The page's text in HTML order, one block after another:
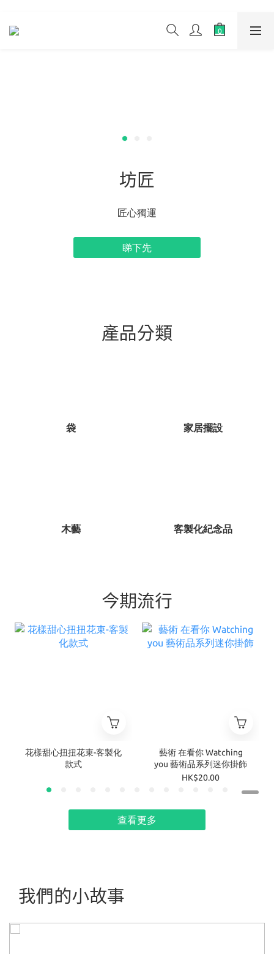
坊匠
匠心獨運
睇下先
產品分類
袋 家居擺設
木藝 客製化紀念品
今期流行
花樣甜心扭扭花束-客製化
款式
藝術 在看你 Watching
you 藝術品系列迷你掛飾
HK$20.00
查看更多
我們的小故事